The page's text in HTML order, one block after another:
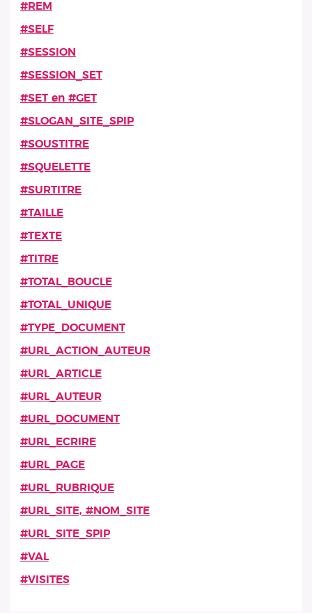
#REM
#SELF
#SESSION
#SESSION_SET
#SET en #GET
#SLOGAN_SITE_SPIP
#SOUSTITRE
#SQUELETTE
#SURTITRE
#TAILLE
#TEXTE
#TITRE
#TOTAL_BOUCLE
#TOTAL_UNIQUE
#TYPE_DOCUMENT
#URL_ACTION_AUTEUR
#URL_ARTICLE
#URL_AUTEUR
#URL_DOCUMENT
#URL_ECRIRE
#URL_PAGE
#URL_RUBRIQUE
#URL_SITE, #NOM_SITE
#URL_SITE_SPIP
#VAL
#VISITES